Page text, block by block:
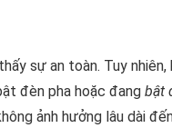
sự an toàn. Tuy nhiên,
đèn pha hoặc đang bật
ảnh hưởng lâu dài